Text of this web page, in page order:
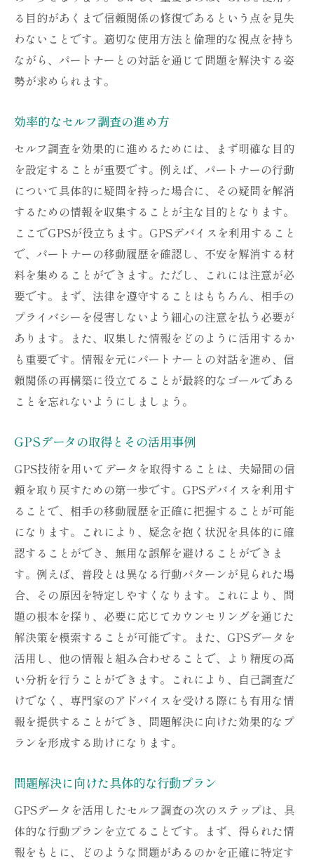
る目的があくまで信頼関係の修復であるという点を見失
わないことです。適切な使用方法と倫理的な視点を持ち
ながら、パートナーとの対話を通じて問題を解決する姿
勢が求められます。
効率的なセルフ調査の進め方
セルフ調査を効果的に進めるためには、まず明確な目的
を設定することが重要です。例えば、パートナーの行動
について具体的に疑問を持った場合に、その疑問を解消
するための情報を収集することが主な目的となります。
ここでGPSが役立ちます。GPSデバイスを利用すること
で、パートナーの移動履歴を確認し、不安を解消する材
料を集めることができます。ただし、これには注意が必
要です。まず、法律を遵守することはもちろん、相手の
プライバシーを侵害しないよう細心の注意を払う必要が
あります。また、収集した情報をどのように活用するか
も重要です。情報を元にパートナーとの対話を進め、信
頼関係の再構築に役立てることが最終的なゴールである
ことを忘れないようにしましょう。
GPSデータの取得とその活用事例
GPS技術を用いてデータを取得することは、夫婦間の信
頼を取り戻すための第一歩です。GPSデバイスを利用す
ることで、相手の移動履歴を正確に把握することが可能
になります。これにより、疑念を抱く状況を具体的に確
認することができ、無用な誤解を避けることができま
す。例えば、普段とは異なる行動パターンが見られた場
合、その原因を特定しやすくなります。これにより、問
題の根本を探り、必要に応じてカウンセリングを通じた
解決策を模索することが可能です。また、GPSデータを
活用し、他の情報と組み合わせることで、より精度の高
い分析を行うことができます。これにより、自己調査だ
けでなく、専門家のアドバイスを受ける際にも有用な情
報を提供することができ、問題解決に向けた効果的なプ
ランを形成する助けになります。
問題解決に向けた具体的な行動プラン
GPSデータを活用したセルフ調査の次のステップは、具
体的な行動プランを立てることです。まず、得られた情
報をもとに、どのような問題があるのかを正確に特定す